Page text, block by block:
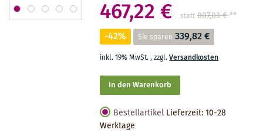
467,22 € statt 807,03 €**
-42% Sie sparen 339,82 €
inkl. 19% MwSt.,zzgl.Versandkosten
In den Warenkorb
Bestellartikel Lieferzeit: 10-28
Werktage